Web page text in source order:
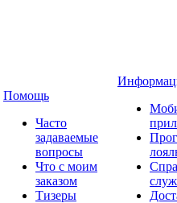
Помощь
Часто
задаваемые
вопросы
Что с моим
заказом
Тизеры